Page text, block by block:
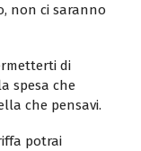
non ci saranno
di
spesa che
che pensavi.
potrai